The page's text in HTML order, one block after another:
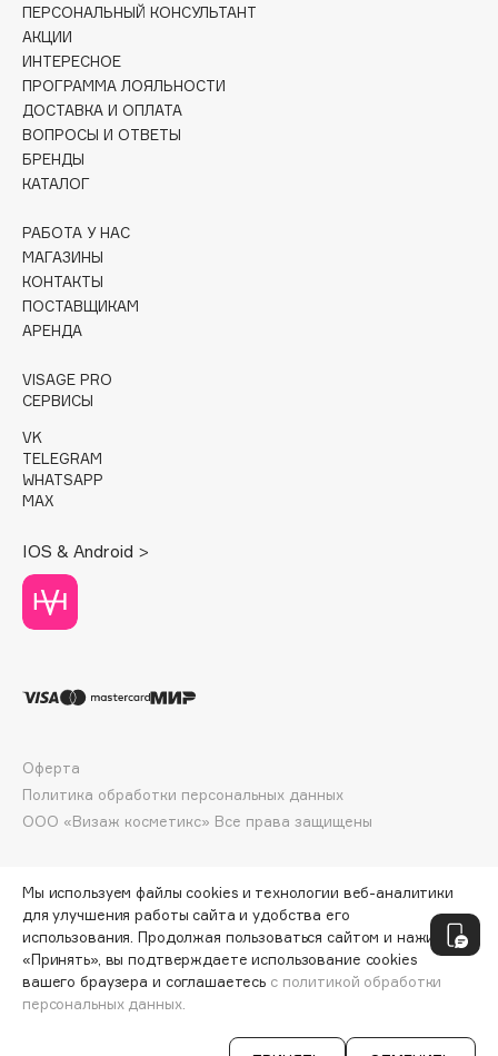
Clive Christian
Club De Nuit
Collagenina
Consly
Corimo
CosRX
Crescina
Cunzite
Curaprox
D
DABO
DARLING*
Davines
Deonica
Dessange
Dolce & Gabbana
Dorco
DP Daily Perfection
Dr. Vranjes Firenze
Dr.Ceuracle
Dr.Jart+
Dyson
СООБЩИТЬ О ПОСТУПЛЕНИИ
ПЕРСОНАЛЬНЫЙ КОНСУЛЬТАНТ
АКЦИИ
ИНТЕРЕСНОЕ
ПРОГРАММА ЛОЯЛЬНОСТИ
ДОСТАВКА И ОПЛАТА
ВОПРОСЫ И ОТВЕТЫ
БРЕНДЫ
КАТАЛОГ
РАБОТА У НАС
МАГАЗИНЫ
КОНТАКТЫ
ПОСТАВЩИКАМ
АРЕНДА
VISAGE PRO
СЕРВИСЫ
VK
TELEGRAM
WHATSAPP
MAX
IOS & Android >
ООО «Визаж косметикс» Все права защищены
Оферта
Политика обработки персональных данных
Мы используем файлы cookies и технологии веб-аналитики
для улучшения работы сайта и удобства его
использования. Продолжая пользоваться сайтом и нажимая
«Принять», вы подтверждаете использование cookies
вашего браузера и соглашаетесь с политикой обработки
персональных данных.